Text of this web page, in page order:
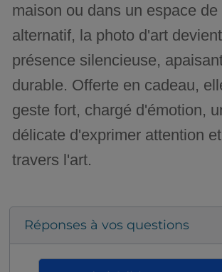
maison ou dans un espace de
alternatif, la photo d'art
présence silencieuse,
durable. Offerte en cadeau,
geste fort, chargé d'émotion,
délicate d'exprimer attention
travers l'art.
Réponses à vos questions